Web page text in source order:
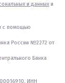
и данных и
с помощью
России №2272 от
Банка
ИНН